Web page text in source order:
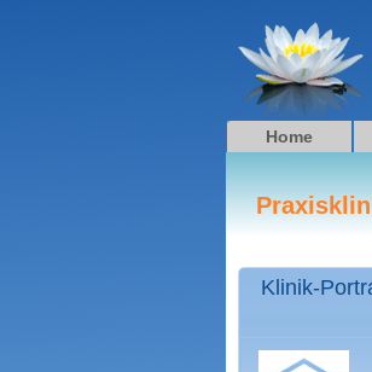
Home
Klinik-